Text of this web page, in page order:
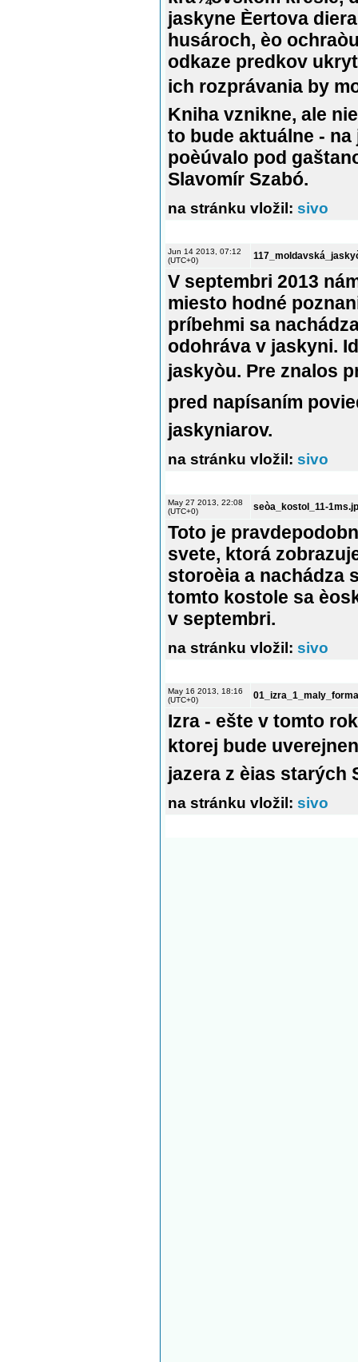
jaskyne Èertova
husároch, èo
odkaze predkov
ich rozprávania by
Kniha vznikne, ale
to bude aktuálne -
poèúvalo pod
Slavomír Szabó.
na stránku vložil: sivo
Jun 14 2013, 07:12
(UTC+0)
V septembri 2013
miesto hodné
príbehmi sa
odohráva v jaskyni.
jaskyòu. Pre znalos
pred napísaním
jaskyniarov.
na stránku vložil: sivo
May 27 2013, 22:08
(UTC+0)
seòa_kostol_11-
Toto je
svete, ktorá
storoèia a nachádza
tomto kostole sa
v septembri.
na stránku vložil: sivo
May 16 2013, 18:16
(UTC+0)
Izra - ešte v tomto
ktorej bude
jazera z èias starých
na stránku vložil: sivo